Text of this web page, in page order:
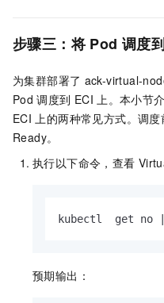
步骤三：将 Pod 调度
为集群部署了 ack-virtual-
Pod 调度到 ECI 上。本小节
ECI 上的两种常见方式。调
Ready。
执行以下命令，查看
kubectl  get no
预期输出：